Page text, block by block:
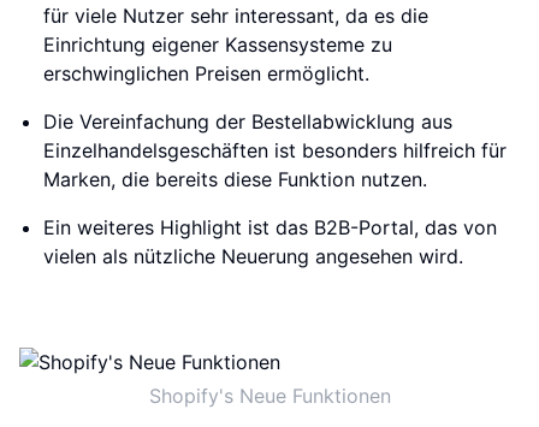
für viele Nutzer sehr interessant, da es die
Einrichtung eigener Kassensysteme zu
erschwinglichen Preisen ermöglicht.
Die Vereinfachung der Bestellabwicklung aus
Einzelhandelsgeschäften ist besonders hilfreich für
Marken, die bereits diese Funktion nutzen.
Ein weiteres Highlight ist das B2B-Portal, das von
vielen als nützliche Neuerung angesehen wird.
Shopify's Neue Funktionen